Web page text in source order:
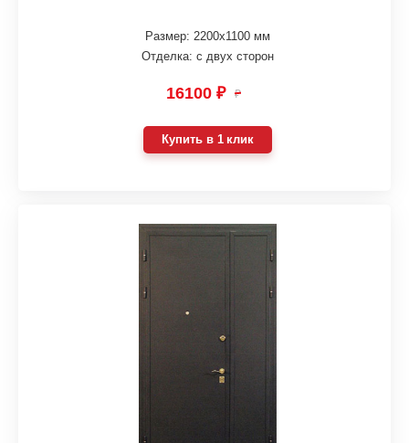
Размер: 2200х1100 мм
Отделка: с двух сторон
16100 ₽ ₽
Купить в 1 клик